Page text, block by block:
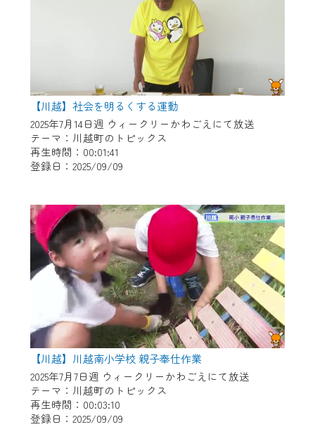
【川越】社会を明るくする運動
2025年7月14日週 ウィークリーかわごえにて放送
テーマ：川越町のトピックス
再生時間：00:01:41
登録日：2025/09/09
【川越】川越南小学校 親子奉仕作業
2025年7月7日週 ウィークリーかわごえにて放送
テーマ：川越町のトピックス
再生時間：00:03:10
登録日：2025/09/09